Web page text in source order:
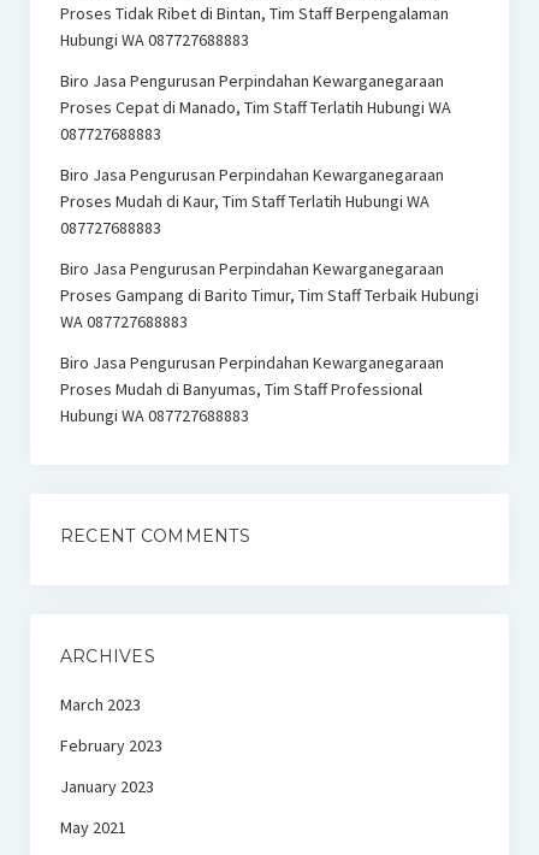
Proses Tidak Ribet di Bintan, Tim Staff Berpengalaman
Hubungi WA 087727688883
Biro Jasa Pengurusan Perpindahan Kewarganegaraan
Proses Cepat di Manado, Tim Staff Terlatih Hubungi WA
087727688883
Biro Jasa Pengurusan Perpindahan Kewarganegaraan
Proses Mudah di Kaur, Tim Staff Terlatih Hubungi WA
087727688883
Biro Jasa Pengurusan Perpindahan Kewarganegaraan
Proses Gampang di Barito Timur, Tim Staff Terbaik Hubungi
WA 087727688883
Biro Jasa Pengurusan Perpindahan Kewarganegaraan
Proses Mudah di Banyumas, Tim Staff Professional
Hubungi WA 087727688883
RECENT COMMENTS
ARCHIVES
March 2023
February 2023
January 2023
May 2021